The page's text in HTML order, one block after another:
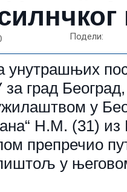
Подели:
унутрашњих
град
у
Н.М. (31)
препречио
у